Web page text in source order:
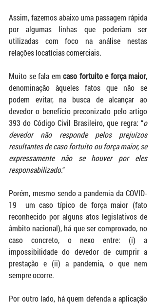
Assim, fazemos abaixo uma passagem rápida
por algumas linhas que poderiam ser
utilizadas com foco na análise nestas
relações locatícias comerciais.
Muito se fala em caso fortuito e força maior,
denominação àqueles fatos que não se
podem evitar, na busca de alcançar ao
devedor o benefício preconizado pelo artigo
393 do Código Civil Brasileiro, que regra: “o
devedor não responde pelos prejuízos
resultantes de caso fortuito ou força maior, se
expressamente não se houver por eles
responsabilizado.”
Porém, mesmo sendo a pandemia da COVID-
19  um caso típico de força maior (fato
reconhecido por alguns atos legislativos de
âmbito nacional), há que ser comprovado, no
caso concreto, o nexo entre: (i) a
impossibilidade do devedor de cumprir a
prestação e (ii) a pandemia, o que nem
sempre ocorre.
Por outro lado, há quem defenda a aplicação